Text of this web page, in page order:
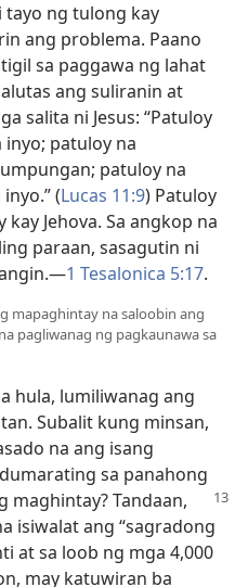
ng tulong kay
ang problema. Paano
sa paggawa ng lahat
ang suliranin at
salita ni Jesus: “Patuloy
patuloy na
patuloy na
(Lucas 11:9) Patuloy
Jehova. Sa angkop na
paraan, sasagutin ni
1 Tesalonica 5:17.
mapaghintay na saloobin ang
pagliwanag ng pagkaunawa sa
hula, lumiliwanag ang
Subalit kung minsan,
na ang isang
sa panahong
maghintay?Tandaan,
isiwalat ang “sagradong
at sa loob ng mga 4,000
may katuwiran ba